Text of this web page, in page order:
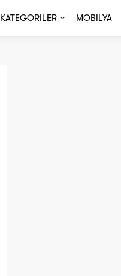
KATEGORILER MOBILYA